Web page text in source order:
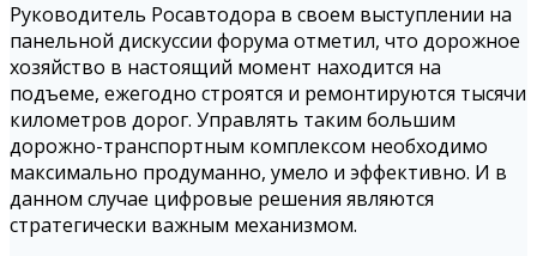
Руководитель Росавтодора в своем выступлении на
панельной дискуссии форума отметил, что дорожное
хозяйство в настоящий момент находится на
подъеме, ежегодно строятся и ремонтируются тысячи
километров дорог. Управлять таким большим
дорожно-транспортным комплексом необходимо
максимально продуманно, умело и эффективно. И в
данном случае цифровые решения являются
стратегически важным механизмом.